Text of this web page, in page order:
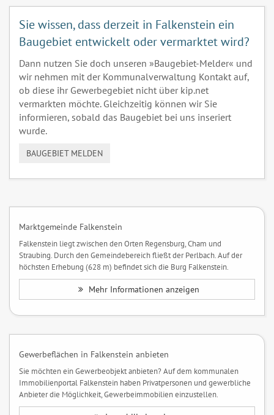
Sie wissen, dass derzeit in Falkenstein ein
Baugebiet entwickelt oder vermarktet wird?
Dann nutzen Sie doch unseren »Baugebiet-Melder« und
wir nehmen mit der Kommunalverwaltung Kontakt auf,
ob diese ihr Gewerbegebiet nicht über kip.net
vermarkten möchte. Gleichzeitig können wir Sie
informieren, sobald das Baugebiet bei uns inseriert
wurde.
BAUGEBIET MELDEN
Marktgemeinde Falkenstein
Falkenstein liegt zwischen den Orten Regensburg, Cham und
Straubing. Durch den Gemeindebereich fließt der Perlbach. Auf der
höchsten Erhebung (628 m) befindet sich die Burg Falkenstein.
Mehr Informationen anzeigen
Gewerbeflächen in Falkenstein anbieten
Sie möchten ein Gewerbeobjekt anbieten? Auf dem kommunalen
Immobilienportal Falkenstein haben Privatpersonen und gewerbliche
Anbieter die Möglichkeit, Gewerbeimmobilien einzustellen.